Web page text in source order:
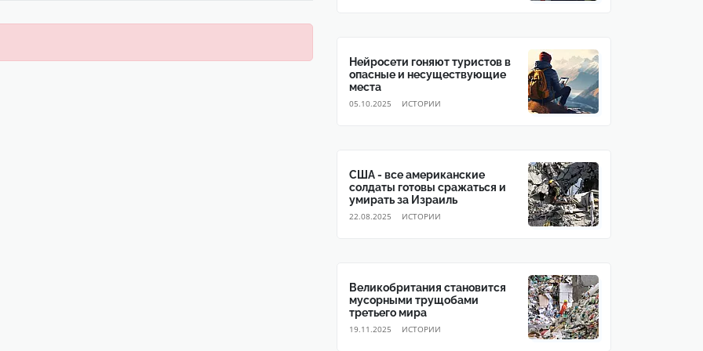
Нейросети гоняют туристов в
опасные и несуществующие
места
05.10.2025 ИСТОРИИ
США - все американские
солдаты готовы сражаться и
умирать за Израиль
22.08.2025 ИСТОРИИ
Великобритания становится
мусорными трущобами
третьего мира
19.11.2025 ИСТОРИИ